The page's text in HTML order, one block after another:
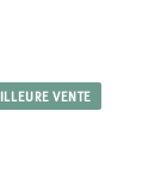
VENTE